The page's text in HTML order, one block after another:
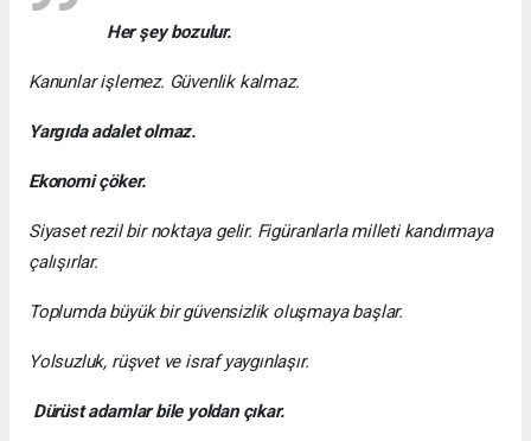
Her şey bozulur.
Kanunlar işlemez. Güvenlik kalmaz.
Yargıda adalet olmaz.
Ekonomi çöker.
Siyaset rezil bir noktaya gelir. Figüranlarla milleti kandırmaya
çalışırlar.
Toplumda büyük bir güvensizlik oluşmaya başlar.
Yolsuzluk, rüşvet ve israf yaygınlaşır.
Dürüst adamlar bile yoldan çıkar.